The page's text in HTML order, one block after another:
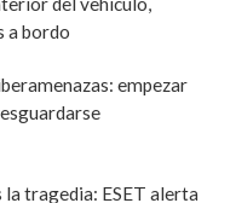
a bordo
empezar
tragedia: ESET alerta